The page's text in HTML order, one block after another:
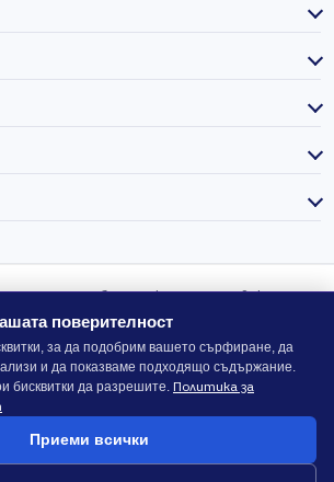
Съгласно българското търговско
в сайта се показват без ДДС, а ДДС се
при завършване на поръчката, когато е
приложимо.
ACTIEFHOST LTD,
поверителност
за да подобрим вашето сърфиране, да
и да показваме подходящо съдържание.
бисквитки да разрешите. Политика за
Приеми всички